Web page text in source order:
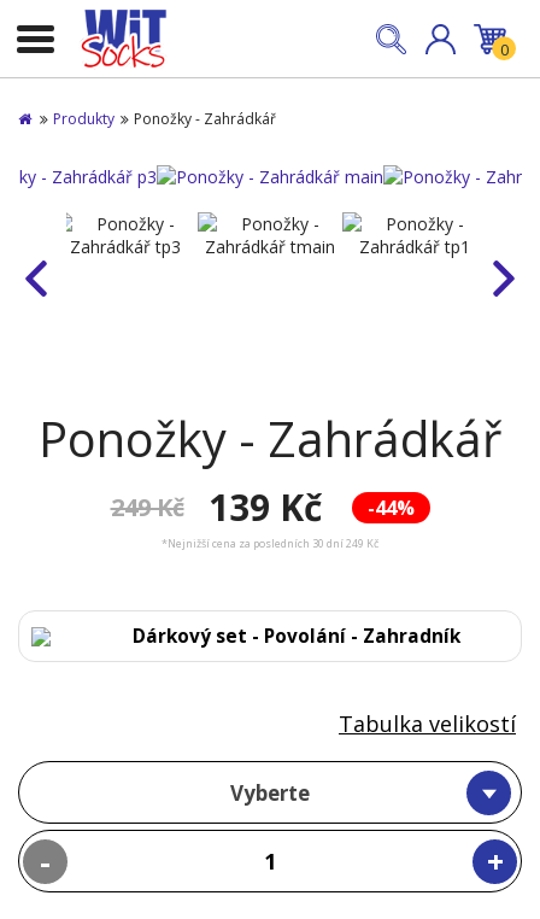
0
Produkty Ponožky - Zahrádkář
Ponožky - Zahrádkář
-44%
249 Kč 139 Kč
*Nejnižší cena za posledních 30 dní 249 Kč
Dárkový set - Povolání - Zahradník
Vyberte
- +
Tabulka velikostí